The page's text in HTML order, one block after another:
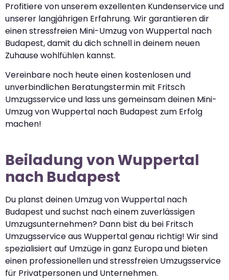
Profitiere von unserem exzellenten Kundenservice und
unserer langjährigen Erfahrung. Wir garantieren dir
einen stressfreien Mini-Umzug von Wuppertal nach
Budapest, damit du dich schnell in deinem neuen
Zuhause wohlfühlen kannst.
Vereinbare noch heute einen kostenlosen und
unverbindlichen Beratungstermin mit Fritsch
Umzugsservice und lass uns gemeinsam deinen Mini-
Umzug von Wuppertal nach Budapest zum Erfolg
machen!
Beiladung von Wuppertal
nach Budapest
Du planst deinen Umzug von Wuppertal nach
Budapest und suchst nach einem zuverlässigen
Umzugsunternehmen? Dann bist du bei Fritsch
Umzugsservice aus Wuppertal genau richtig! Wir sind
spezialisiert auf Umzüge in ganz Europa und bieten
einen professionellen und stressfreien Umzugsservice
für Privatpersonen und Unternehmen.